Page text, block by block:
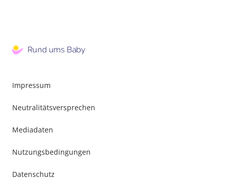
Impressum
Neutralitätsversprechen
Mediadaten
Nutzungsbedingungen
Datenschutz